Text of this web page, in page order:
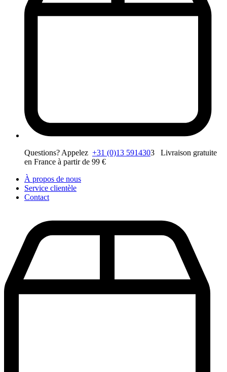
Questions? Appelez +31 (0)13 5914303 Livraison gratuite
en France à partir de 99 €
À propos de nous
Service clientèle
Contact